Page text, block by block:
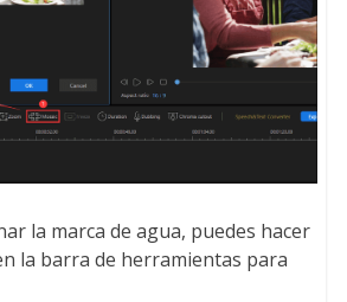
la marca de agua, puedes hacer
la barra de herramientas para